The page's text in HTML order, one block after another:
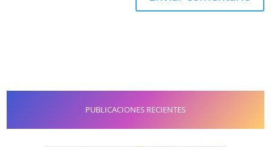
PUBLICACIONES RECIENTES